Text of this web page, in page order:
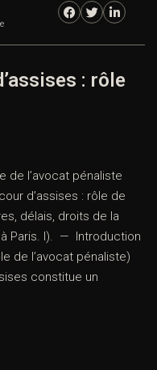
: rôle
de l’avocat pénaliste
d’assises : rôle de
délais, droits de la
Paris. I). — Introduction
de l’avocat pénaliste)
constitue un